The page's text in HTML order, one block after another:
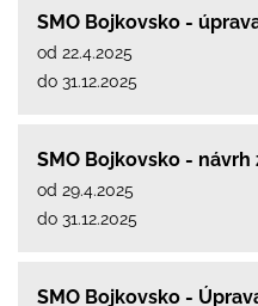
SMO Bojkovsko -
od 22.4.2025
do 31.12.2025
SMO Bojkovsko -
od 29.4.2025
do 31.12.2025
SMO Bojkovsko -